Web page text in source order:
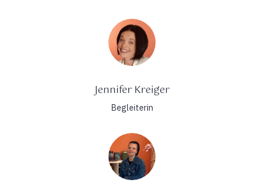
Jennifer Kreiger
Begleiterin